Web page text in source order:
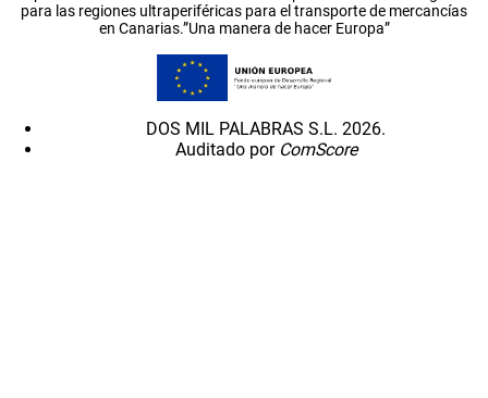
para las regiones ultraperiféricas para el transporte de mercancías
en Canarias.”Una manera de hacer Europa”
DOS MIL PALABRAS S.L. 2026.
Auditado por ComScore